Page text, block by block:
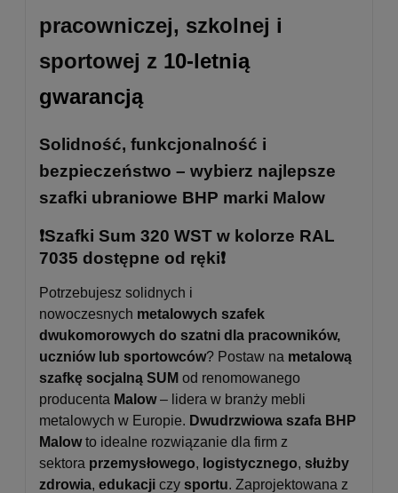
pracowniczej, szkolnej i
sportowej z 10-letnią
gwarancją
Solidność, funkcjonalność i
bezpieczeństwo – wybierz najlepsze
szafki ubraniowe BHP marki Malow
❗Szafki Sum 320 WST w kolorze RAL
7035 dostępne od ręki❗
Potrzebujesz solidnych i
nowoczesnych metalowych szafek
dwukomorowych do szatni dla pracowników,
uczniów lub sportowców? Postaw na metalową
szafkę socjalną SUM od renomowanego
producenta Malow– lidera w branży mebli
metalowych w Europie. Dwudrzwiowa szafa BHP
Malowto idealne rozwiązanie dla firm z
sektora przemysłowego, logistycznego, służby
zdrowia, edukacji czy sportu. Zaprojektowana z